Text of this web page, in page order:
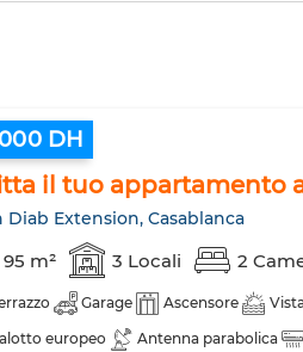
DH
il tuo appartamento
Diab Extension, Casablanca
95 m² 3 Locali 2
Garage Ascensore
europeo
Antenna parabolica